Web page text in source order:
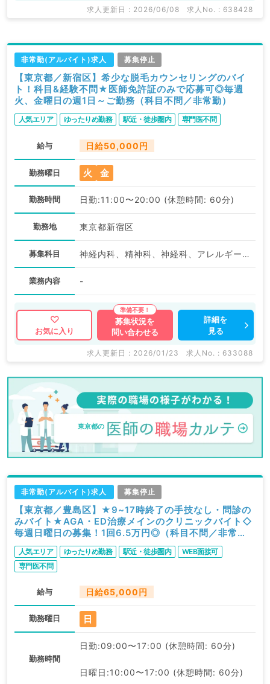
求人更新日 : 2026/06/08 求人No. : 638428
非常勤(アルバイト)求人 募集停止
【東京都／新宿区】希少な脱毛カウンセリングのバイ
ト！科目&経験不問★医師免許証のみで応募可◎毎週
火、金曜日の週1日～ご勤務（科目不問／非常勤）
人気エリア ゆったりめ勤務 駅近・徒歩圏内 専門医不問
給与 日給50,000円
勤務曜日 火 金
勤務時間 日勤:11:00〜20:00 (休憩時間: 60分)
勤務地 東京都新宿区
募集科目 神経内科、精神科、神経科、アレルギー科、リウマチ科、小児科、整形外科、形成外科、美容外科、脳神経外科、呼吸器外科、心臓血管外科、小児外科、皮膚科、泌尿器科、産婦人科、産科、婦人科、眼科、耳鼻咽喉科、気管食道科、放射線科、リハビリテーション科、麻酔科、ペインクリニック、人工透析科、緩和ケア科、一般内科、循環器内科、呼吸器内科、消化器内科、内分泌・代謝内科、腎臓内科、老年内科、血液内科、外科系全般、一般外科、消化器外科、乳腺外科、総合診療科、美容皮膚科、産業医、科目不問、健診・人間ドック、救急科・ＩＣＵ、病理科、基礎医学系、膠原病科、スポーツ整形外科、大腸・肛門外科、その他
業務内容 -
お気に入り
募集状況を
問い合わせる
詳細を
見る
求人更新日 : 2026/01/23 求人No. : 633088
東京都の
非常勤(アルバイト)求人 募集停止
【東京都／豊島区】★9~17時終了の手技なし・問診の
みバイト★AGA・ED治療メインのクリニックバイト◇
毎週日曜日の募集！1回6.5万円◎（科目不問／非常
勤）
人気エリア ゆったりめ勤務 駅近・徒歩圏内
WEB面接可
専門医不問
給与 日給65,000円
勤務曜日 日
勤務時間
日勤:09:00〜17:00 (休憩時間: 60分)
日曜日:10:00〜17:00 (休憩時間: 60分)